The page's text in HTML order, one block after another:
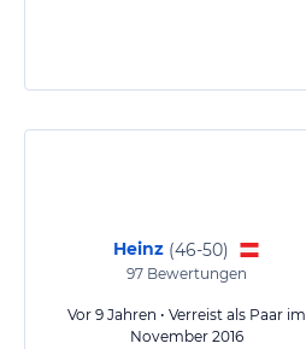
Heinz (46-50)
97 Bewertungen
Vor 9 Jahren • Verreist als Paar im
November 2016